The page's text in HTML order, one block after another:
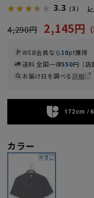
3.3 （3）
4,290円 2,145円
WEB会員なら10pt獲得
送料 全国一律550円（店
お届け日を調べる詳細
172cm /
カラー